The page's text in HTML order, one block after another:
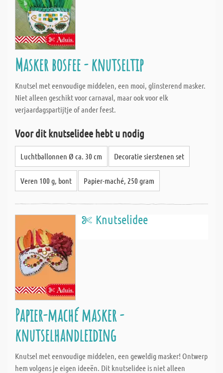
Masker bosfee - knutseltip
Knutsel met eenvoudige middelen, een mooi, glinsterend masker.
Niet alleen geschikt voor carnaval, maar ook voor elk
verjaardagspartijtje of ander feest.
Voor dit knutselidee hebt u nodig
Luchtballonnen Ø ca. 30 cm Decoratie sierstenen set
Veren 100 g, bont Papier-maché, 250 gram
Knutselidee
Papier-maché masker -
knutselhandleiding
Knutsel met eenvoudige middelen, een geweldig masker! Ontwerp
hem volgens je eigen ideeën. Dit knutselidee is niet alleen